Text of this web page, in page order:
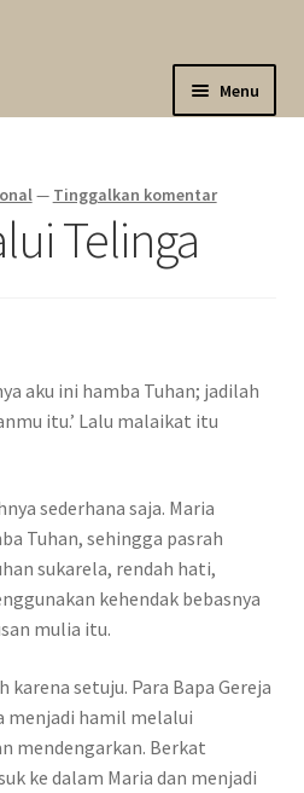
Menu
— Tinggalkan komentar
Telinga
aku ini hamba Tuhan; jadilah
itu.’ Lalu malaikat itu
sederhana saja. Maria
Tuhan, sehingga pasrah
sukarela, rendah hati,
kehendak bebasnya
mulia itu.
karena setuju. Para Bapa Gereja
menjadi hamil melalui
mendengarkan. Berkat
ke dalam Maria dan menjadi